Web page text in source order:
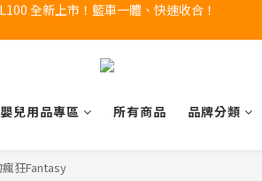
🔥全新 X100 中大型寵物推車熱賣中🔥
A9 Plus 外出神器！舒適、安全、好收！
🔥全新 X100 中大型寵物推車熱賣中🔥
嬰兒用品專區 所有商品 品牌分類
狂Fantasy